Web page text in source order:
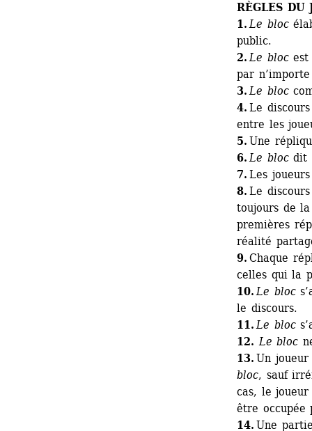
RÈGLES DU
1. Le bloc
public.
2. Le blocest
par
3. Le bloc
4. Le
entre les
5. Une
6.Le blocdit
7. Les
8. Le
toujours de
premières
réalité
9. Chaque
celles qui la
10. Le bloc
le discours.
11. Le bloc
12. Le bloc
13. Un joueur
bloc, sauf
cas, le
être occupée
14. Une